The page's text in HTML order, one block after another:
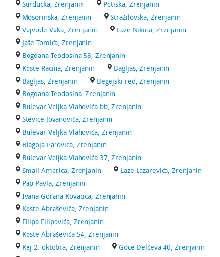
Surducka, Zrenjanin
Potiska, Zrenjanin
Mosorinska, Zrenjanin
Stražilovska, Zrenjanin
Vojvode Vuka, Zrenjanin
Laze Nikina, Zrenjanin
Jaše Tomića, Zrenjanin
Bogdana Teodosina 58, Zrenjanin
Koste Racina, Zrenjanin
Bagljas, Zrenjanin
Bagljas, Zrenjanin
Begejski red, Zrenjanin
Bogdana Teodosina, Zrenjanin
Bulevar Veljka Vlahovića bb, Zrenjanin
Stevice Jovanovića, Zrenjanin
Bulevar Veljka Vlahovića, Zrenjanin
Blagoja Parovića, Zrenjanin
Bulevar Veljka Vlahovića 37, Zrenjanin
Small America, Zrenjanin
Laze Lazarevića, Zrenjanin
Pap Pavla, Zrenjanin
Ivana Gorana Kovačica, Zrenjanin
Koste Abraševića, Zrenjanin
Filipa Filipovića, Zrenjanin
Koste Abraševića 54, Zrenjanin
Kej 2. oktobra, Zrenjanin
Goce Delčeva 40, Zrenjanin